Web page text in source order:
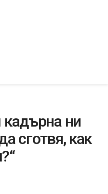
ни
сготвя, как